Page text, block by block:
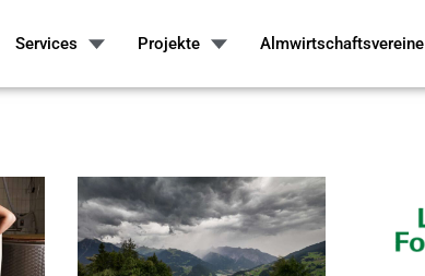
Services Projekte Almwirtschaftsvereine